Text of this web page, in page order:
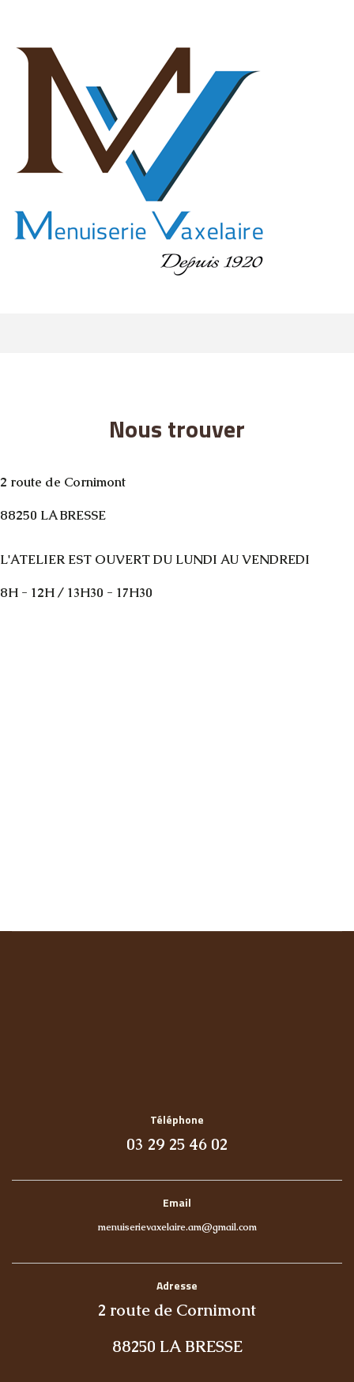
Nous trouver
2 route de Cornimont
88250 LA BRESSE
L'ATELIER EST OUVERT DU LUNDI AU VENDREDI
8H - 12H / 13H30 - 17H30
Téléphone
03 29 25 46 02
Email
menuiserievaxelaire.am@gmail.com
Adresse
2 route de Cornimont
88250 LA BRESSE